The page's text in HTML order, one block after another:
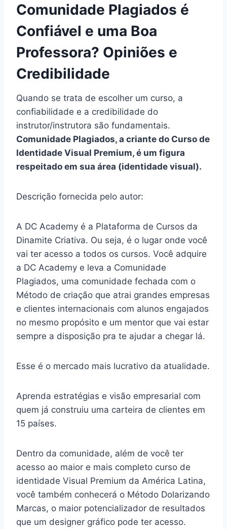
Comunidade Plagiados é
Confiável e uma Boa
Professora? Opiniões e
Credibilidade
Quando se trata de escolher um curso, a
confiabilidade e a credibilidade do
instrutor/instrutora são fundamentais.
Comunidade Plagiados, a criante do Curso de
Identidade Visual Premium, é um figura
respeitado em sua área (identidade visual).
Descrição fornecida pelo autor:
A DC Academy é a Plataforma de Cursos da
Dinamite Criativa. Ou seja, é o lugar onde você
vai ter acesso a todos os cursos. Você adquire
a DC Academy e leva a Comunidade
Plagiados, uma comunidade fechada com o
Método de criação que atrai grandes empresas
e clientes internacionais com alunos engajados
no mesmo propósito e um mentor que vai estar
sempre a disposição pra te ajudar a chegar lá.
Esse é o mercado mais lucrativo da atualidade.
Aprenda estratégias e visão empresarial com
quem já construiu uma carteira de clientes em
15 países.
Dentro da comunidade, além de você ter
acesso ao maior e mais completo curso de
identidade Visual Premium da América Latina,
você também conhecerá o Método Dolarizando
Marcas, o maior potencializador de resultados
que um designer gráfico pode ter acesso.